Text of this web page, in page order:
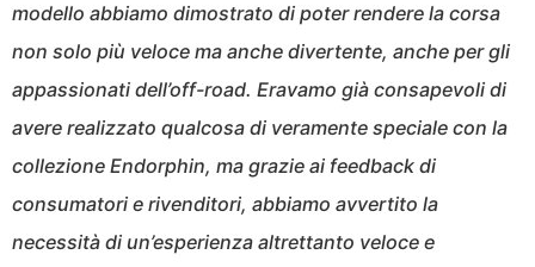
modello abbiamo dimostrato di poter rendere la corsa
non solo più veloce ma anche divertente, anche per gli
appassionati dell’off-road. Eravamo già consapevoli di
avere realizzato qualcosa di veramente speciale con la
collezione Endorphin, ma grazie ai feedback di
consumatori e rivenditori, abbiamo avvertito la
necessità di un’esperienza altrettanto veloce e